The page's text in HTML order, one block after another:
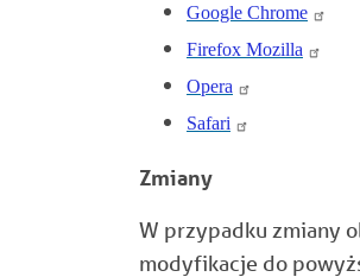
Google Chrome
Firefox Mozilla
Opera
Safari
Zmiany
W przypadku zmiany
modyfikacje do